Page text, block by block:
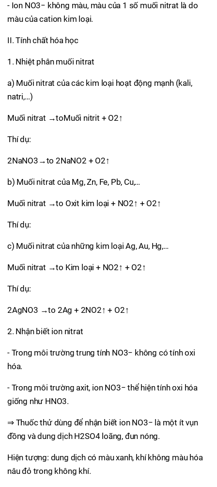
- Ion NO3− không màu, màu của 1 số muối nitrat là do
màu của cation kim loại.
II. Tính chất hóa học
1. Nhiệt phân muối nitrat
a) Muối nitrat của các kim loại hoạt động mạnh (kali,
natri,…)
Muối nitrat →toMuối nitrit + O2↑
Thí dụ:
2NaNO3→to 2NaNO2 + O2↑
b) Muối nitrat của Mg, Zn, Fe, Pb, Cu,…
Muối nitrat →to Oxit kim loại + NO2↑ + O2↑
Thí dụ:
c) Muối nitrat của những kim loại Ag, Au, Hg,…
Muối nitrat →to Kim loại + NO2↑ + O2↑
Thí dụ:
2AgNO3 →to 2Ag + 2NO2↑ + O2↑
2. Nhận biết ion nitrat
- Trong môi trường trung tính NO3− không có tính oxi
hóa.
- Trong môi trường axit, ion NO3− thể hiện tính oxi hóa
giống như HNO3.
⇒ Thuốc thử dùng để nhận biết ion NO3− là một ít vụn
đồng và dung dịch H2SO4 loãng, đun nóng.
Hiện tượng: dung dịch có màu xanh, khí không màu hóa
nâu đỏ trong không khí.